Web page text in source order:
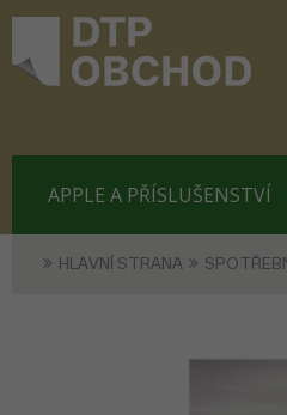
APPLE A PŘÍSLUŠENSTVÍ
HLAVNÍ STRANA